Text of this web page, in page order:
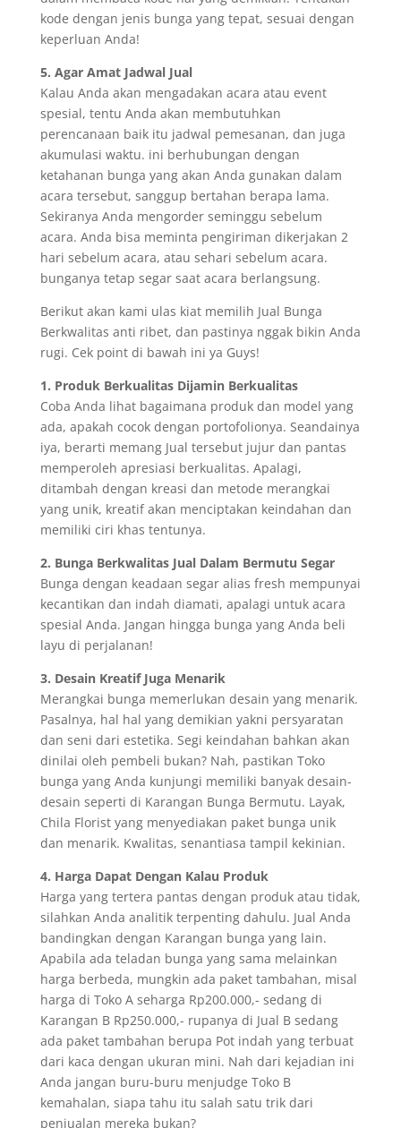
kode dengan jenis bunga yang tepat, sesuai dengan
keperluan Anda!
5. Agar Amat Jadwal Jual
Kalau Anda akan mengadakan acara atau event
spesial, tentu Anda akan membutuhkan
perencanaan baik itu jadwal pemesanan, dan juga
akumulasi waktu. ini berhubungan dengan
ketahanan bunga yang akan Anda gunakan dalam
acara tersebut, sanggup bertahan berapa lama.
Sekiranya Anda mengorder seminggu sebelum
acara. Anda bisa meminta pengiriman dikerjakan 2
hari sebelum acara, atau sehari sebelum acara.
bunganya tetap segar saat acara berlangsung.
Berikut akan kami ulas kiat memilih Jual Bunga
Berkwalitas anti ribet, dan pastinya nggak bikin Anda
rugi. Cek point di bawah ini ya Guys!
1. Produk Berkualitas Dijamin Berkualitas
Coba Anda lihat bagaimana produk dan model yang
ada, apakah cocok dengan portofolionya. Seandainya
iya, berarti memang Jual tersebut jujur dan pantas
memperoleh apresiasi berkualitas. Apalagi,
ditambah dengan kreasi dan metode merangkai
yang unik, kreatif akan menciptakan keindahan dan
memiliki ciri khas tentunya.
2. Bunga Berkwalitas Jual Dalam Bermutu Segar
Bunga dengan keadaan segar alias fresh mempunyai
kecantikan dan indah diamati, apalagi untuk acara
spesial Anda. Jangan hingga bunga yang Anda beli
layu di perjalanan!
3. Desain Kreatif Juga Menarik
Merangkai bunga memerlukan desain yang menarik.
Pasalnya, hal hal yang demikian yakni persyaratan
dan seni dari estetika. Segi keindahan bahkan akan
dinilai oleh pembeli bukan? Nah, pastikan Toko
bunga yang Anda kunjungi memiliki banyak desain-
desain seperti di Karangan Bunga Bermutu. Layak,
Chila Florist yang menyediakan paket bunga unik
dan menarik. Kwalitas, senantiasa tampil kekinian.
4. Harga Dapat Dengan Kalau Produk
Harga yang tertera pantas dengan produk atau tidak,
silahkan Anda analitik terpenting dahulu. Jual Anda
bandingkan dengan Karangan bunga yang lain.
Apabila ada teladan bunga yang sama melainkan
harga berbeda, mungkin ada paket tambahan, misal
harga di Toko A seharga Rp200.000,- sedang di
Karangan B Rp250.000,- rupanya di Jual B sedang
ada paket tambahan berupa Pot indah yang terbuat
dari kaca dengan ukuran mini. Nah dari kejadian ini
Anda jangan buru-buru menjudge Toko B
kemahalan, siapa tahu itu salah satu trik dari
penjualan mereka bukan?